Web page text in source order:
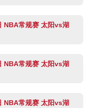
NBA常规赛 太阳vs湖
NBA常规赛 太阳vs湖
NBA常规赛 太阳vs湖